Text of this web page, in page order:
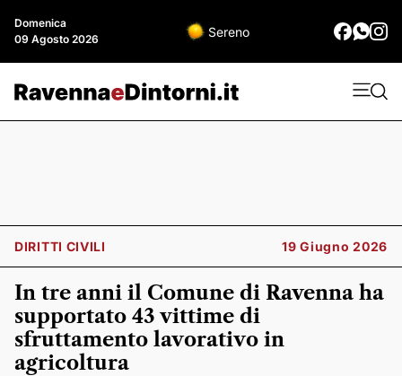
Domenica
09 Agosto 2026
Sereno
DIRITTI CIVILI 19 Giugno 2026
In tre anni il Comune di Ravenna ha
supportato 43 vittime di
sfruttamento lavorativo in
agricoltura